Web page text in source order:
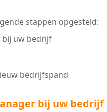
stappen opgesteld:
bij uw bedrijf
bedrijfspand
bij uw bedrijf